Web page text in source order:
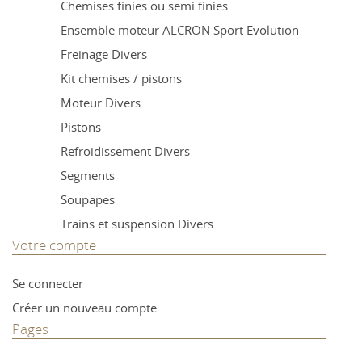
Chemises finies ou semi finies
Ensemble moteur ALCRON Sport Evolution
Freinage Divers
Kit chemises / pistons
Moteur Divers
Pistons
Refroidissement Divers
Segments
Soupapes
Trains et suspension Divers
Votre compte
Se connecter
Créer un nouveau compte
Pages